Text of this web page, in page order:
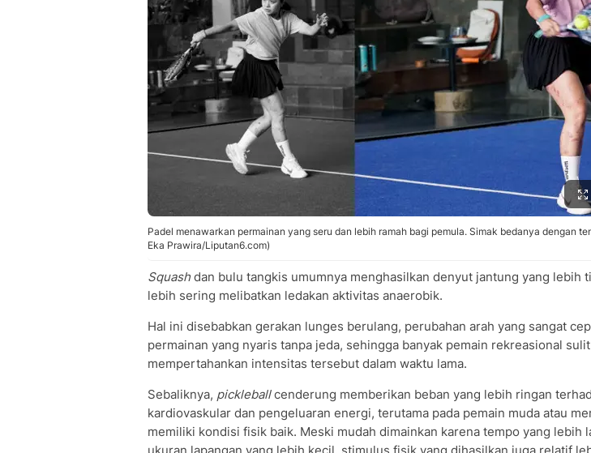
Padel menawarkan permainan yang seru dan lebih ramah bagi pemula. Simak bedanya dengan
Eka Prawira/Liputan6.com)
Squashdan bulu tangkis umumnya menghasilkan denyut jantung yang lebih
lebih sering melibatkan ledakan aktivitas anaerobik.
Hal ini disebabkan gerakan lunges berulang, perubahan arah yang sangat
permainan yang nyaris tanpa jeda, sehingga banyak pemain rekreasional sulit
mempertahankan intensitas tersebut dalam waktu lama.
Sebaliknya, pickleballcenderung memberikan beban yang lebih ringan
kardiovaskular dan pengeluaran energi, terutama pada pemain muda atau
memiliki kondisi fisik baik. Meski mudah dimainkan karena tempo yang lebih